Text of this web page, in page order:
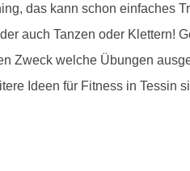
das kann schon einfaches
auch Tanzen oder Klettern!
Zweck welche Übungen
Ideen für Fitness in Tessin